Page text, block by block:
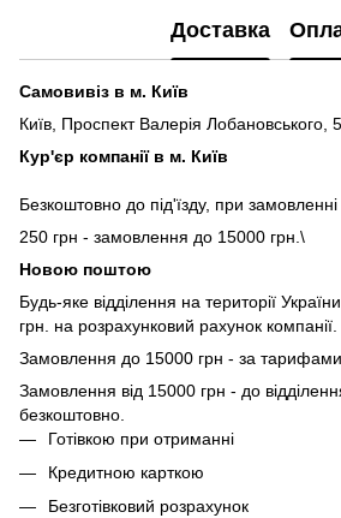
Доставка
Самовивіз в м. Київ
Київ, Проспект Валерія Лобановського,
Кур'єр компанії в м. Київ
Безкоштовно до під'їзду, при замовленні
250 грн - замовлення до 15000 грн.\
Новою поштою
Будь-яке відділення на території
грн. на розрахунковий рахунок компанії.
Замовлення до 15000 грн - за тарифами
Замовлення від 15000 грн - до
безкоштовно.
Готівкою при отриманні
Кредитною карткою
Безготівковий розрахунок